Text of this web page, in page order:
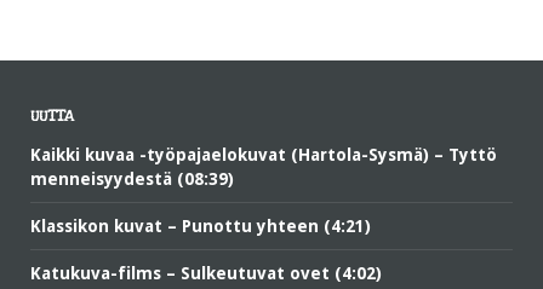
UUTTA
Kaikki kuvaa -työpajaelokuvat (Hartola-Sysmä) – Tyttö
menneisyydestä (08:39)
Klassikon kuvat – Punottu yhteen (4:21)
Katukuva-films – Sulkeutuvat ovet (4:02)